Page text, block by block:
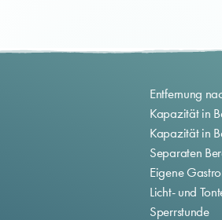
Entfernung
Kapazität in
Kapazität in
Separaten
Eigene
Licht- und
Sperrstunde